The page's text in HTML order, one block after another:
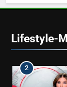
Lifestyle-
1
2